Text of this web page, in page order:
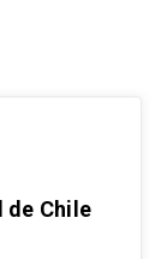
de Chile